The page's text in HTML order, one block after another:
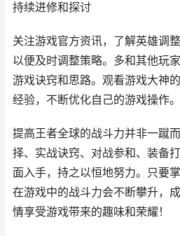
持续进修和探讨
关注游戏官方资讯，了解英雄调
以便及时调整策略。多和其他玩
游戏诀窍和思路。观看游戏大神的
经验，不断优化自己的游戏操作。
提高王者全球的战斗力并非一蹴
择、实战诀窍、对战参和、装备
面入手，持之以恒地努力。只要
在游戏中的战斗力会不断攀升，
情享受游戏带来的趣味和荣耀！